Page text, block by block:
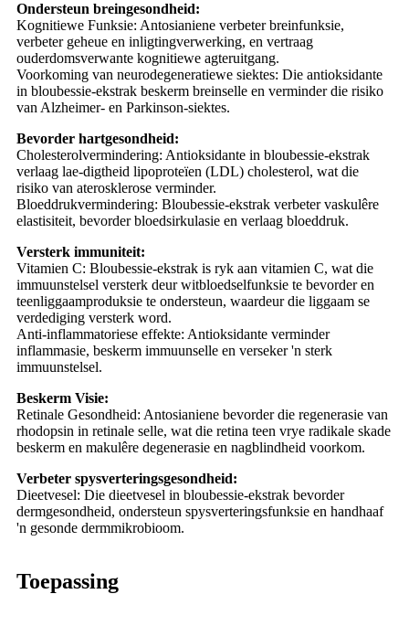
Ondersteun breingesondheid:
Kognitiewe Funksie: Antosianiene verbeter breinfunksie,
verbeter geheue en inligtingverwerking, en vertraag
ouderdomsverwante kognitiewe agteruitgang.
Voorkoming van neurodegeneratiewe siektes: Die antioksidante
in bloubessie-ekstrak beskerm breinselle en verminder die risiko
van Alzheimer- en Parkinson-siektes.
Bevorder hartgesondheid:
Cholesterolvermindering: Antioksidante in bloubessie-ekstrak
verlaag lae-digtheid lipoproteïen (LDL) cholesterol, wat die
risiko van aterosklerose verminder.
Bloeddrukvermindering: Bloubessie-ekstrak verbeter vaskulêre
elastisiteit, bevorder bloedsirkulasie en verlaag bloeddruk.
Versterk immuniteit:
Vitamien C: Bloubessie-ekstrak is ryk aan vitamien C, wat die
immuunstelsel versterk deur witbloedselfunksie te bevorder en
teenliggaamproduksie te ondersteun, waardeur die liggaam se
verdediging versterk word.
Anti-inflammatoriese effekte: Antioksidante verminder
inflammasie, beskerm immuunselle en verseker 'n sterk
immuunstelsel.
Beskerm Visie:
Retinale Gesondheid: Antosianiene bevorder die regenerasie van
rhodopsin in retinale selle, wat die retina teen vrye radikale skade
beskerm en makulêre degenerasie en nagblindheid voorkom.
Verbeter spysverteringsgesondheid:
Dieetvesel: Die dieetvesel in bloubessie-ekstrak bevorder
dermgesondheid, ondersteun spysverteringsfunksie en handhaaf
'n gesonde dermmikrobioom.
Toepassing